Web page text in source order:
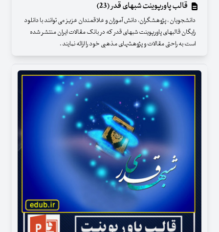
قالب پاورپوینت شبهای قدر (23)
دانشجویان ، پژوهشگران، دانش آموزان و علاقمندان عزیز می توانند با دانلود
رایگان قالبهای پاورپوینت شبهای قدر که در بانک مقالات ایران منتشر شده
است به راحتی مقالات و پژوهشهای مذهبی خود را ارائه نمایند .